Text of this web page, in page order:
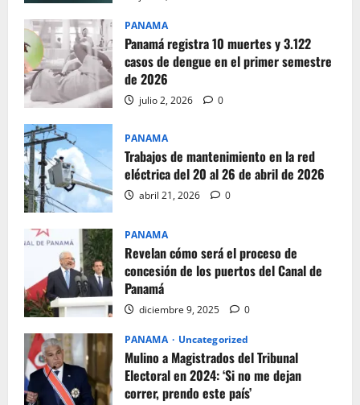
PANAMA
Panamá registra 10 muertes y 3.122
casos de dengue en el primer semestre
de 2026
julio 2, 2026 0
PANAMA
Trabajos de mantenimiento en la red
eléctrica del 20 al 26 de abril de 2026
abril 21, 2026 0
PANAMA
Revelan cómo será el proceso de
concesión de los puertos del Canal de
Panamá
diciembre 9, 2025 0
PANAMA Uncategorized
Mulino a Magistrados del Tribunal
Electoral en 2024: ‘Si no me dejan
correr, prendo este país’